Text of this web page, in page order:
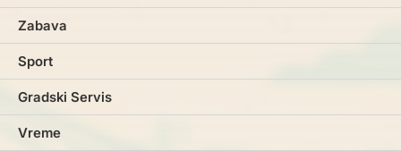
Zabava
Sport
Gradski Servis
Vreme